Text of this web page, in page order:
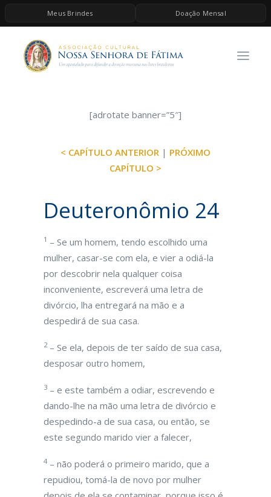
Meus Brindes Doação Mensal
HOME
A ASSOCIAÇÃO
ESPIRITUALIDADE
BRINDES
[adrotate banner=”5″]
< CAPÍTULO ANTERIOR | PRÓXIMO
CAPÍTULO >
Deuteronômio 24
1 – Se um homem, tendo escolhido uma
mulher, casar-se com ela, e vier a odiá-la
por descobrir nela qualquer coisa
inconveniente, escreverá uma letra de
divórcio, lha entregará na mão e a
despedirá de sua casa.
2– Se ela, depois de ter saído de sua casa,
desposar outro homem,
3 – e este também a odiar, escrevendo e
dando-lhe na mão uma letra de divórcio e
despedindo-a de sua casa, ou então, se
este segundo marido vier a falecer,
4 – não poderá o primeiro marido, que a
repudiou, tomá-la de novo por mulher